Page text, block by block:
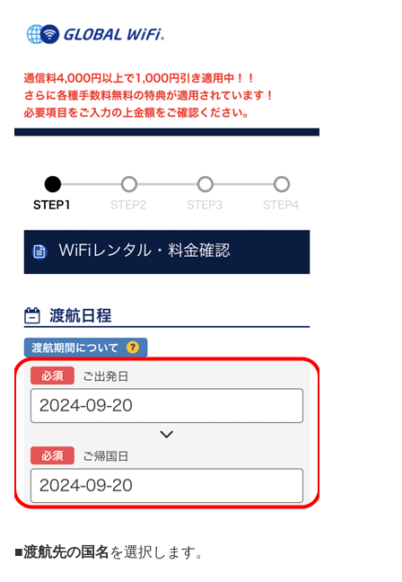
■渡航先の国名 を選択します。